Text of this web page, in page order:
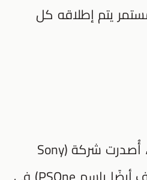
يتم إطلاقه كل
أخيرًا، في عام 1994م، أُصدرت شركة (Sony